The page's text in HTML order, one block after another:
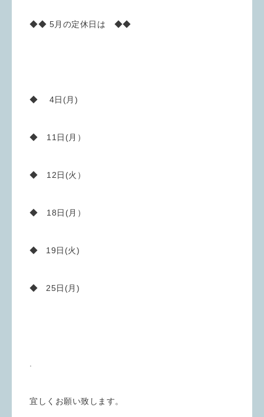
◆◆ 5月の定休日は ◆◆
◆ 4日(月)
◆ 11日(月）
◆ 12日(火）
◆ 18日(月）
◆ 19日(火)
◆ 25日(月)
宜しくお願い致します。